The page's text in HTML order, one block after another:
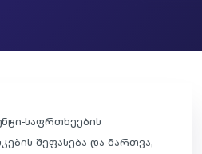
საფრთხეების
შეფასება და მართვა,